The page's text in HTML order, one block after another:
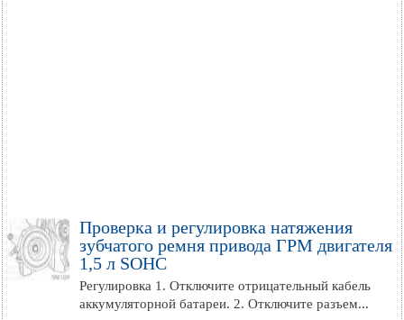
Проверка и регулировка натяжения
зубчатого ремня привода ГРМ двигателя
1,5 л SOHC
Регулировка 1. Отключите отрицательный кабель
аккумуляторной батареи. 2. Отключите разъем...